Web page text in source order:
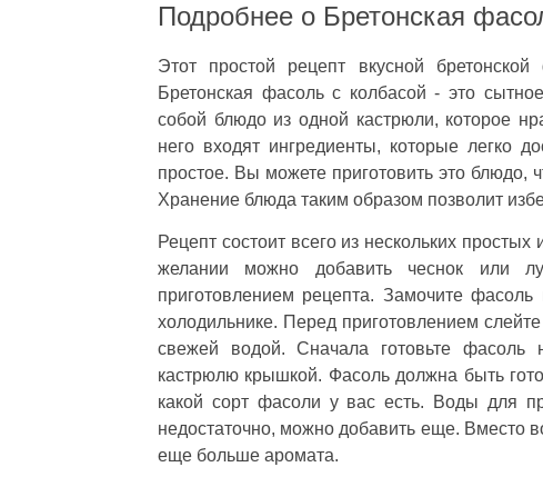
Подробнее о Бретонская
Этот простой рецепт вкусной
Бретонская фасоль с колбасой - это
собой блюдо из одной кастрюли, которое
него входят ингредиенты, которые легко
простое. Вы можете приготовить это блюдо,
Хранение блюда таким образом позволит
Рецепт состоит всего из нескольких
желании можно добавить чеснок или
приготовлением рецепта. Замочите
холодильнике. Перед приготовлением
свежей водой. Сначала готовьте фасоль
кастрюлю крышкой. Фасоль должна быть
какой сорт фасоли у вас есть. Воды для
недостаточно, можно добавить еще. Вместо
еще больше аромата.